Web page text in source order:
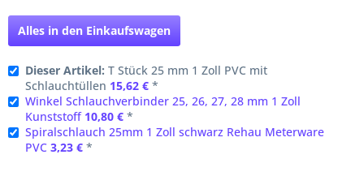
Alles in den Einkaufswagen
Dieser Artikel: T Stück 25 mm 1 Zoll PVC mit
Schlauchtüllen 15,62 € *
Winkel Schlauchverbinder 25, 26, 27, 28 mm 1 Zoll
Kunststoff 10,80 € *
Spiralschlauch 25mm 1 Zoll schwarz Rehau Meterware
PVC 3,23 € *